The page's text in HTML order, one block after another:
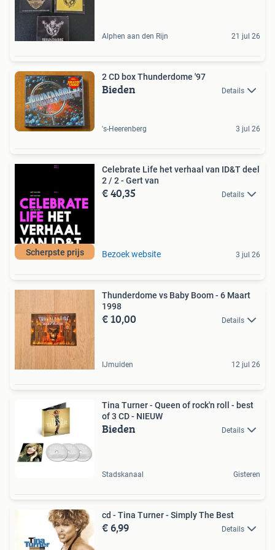
Alphen aan den Rijn 21 jul 26
2 CD box Thunderdome '97
Bieden Details
's-Heerenberg 3 jul 26
Scherpste prijs
Celebrate Life het verhaal van ID&T deel
2 / 2 - Gert van
€ 40,35 Details
Bezoek website 3 jul 26
Thunderdome vs Baby Boom - 6 Maart
1998
€ 10,00 Details
IJmuiden 12 jul 26
Tina Turner - Queen of rock'n roll - best
of 3 CD - NIEUW
Bieden Details
Stadskanaal Gisteren
cd - Tina Turner - Simply The Best
€ 6,99 Details